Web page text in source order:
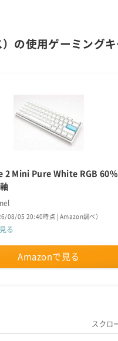
の使用ゲー ミング
2 Mini Pure White RGB 60%
08/05 20:40時点 | Amazon調べ）
る
Amazonで見る
スクロ